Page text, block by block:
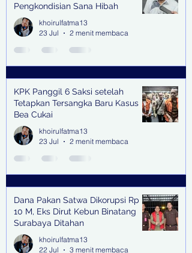
Pengkondisian Sana Hibah
khoirulfatma13
23 Jul
2 menit membaca
KPK Panggil 6 Saksi setelah
Tetapkan Tersangka Baru Kasus
Bea Cukai
khoirulfatma13
23 Jul
2 menit membaca
Dana Pakan Satwa Dikorupsi Rp
10 M, Eks Dirut Kebun Binatang
Surabaya Ditahan
khoirulfatma13
22 Jul
3 menit membaca